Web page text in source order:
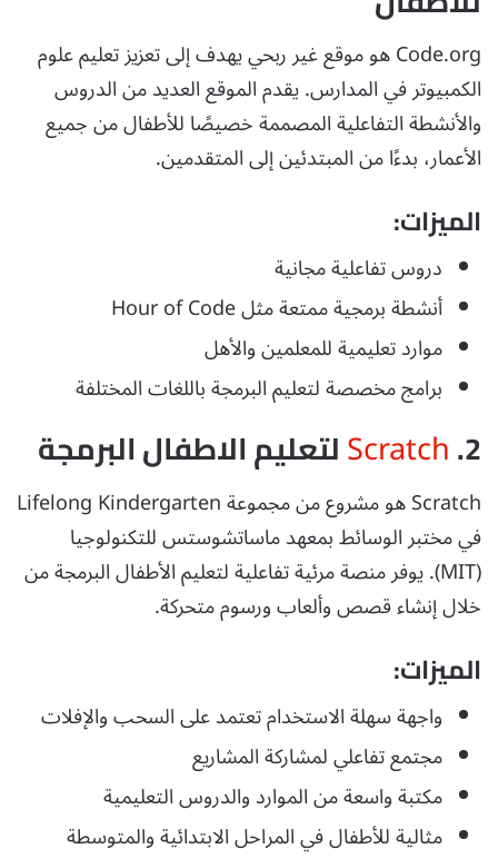
Code.org هو موقع غير ربحي يهدف إلى تعزيز تعليم علوم
الكمبيوتر في المدارس. يقدم الموقع العديد من الدروس
والأنشطة التفاعلية المصممة خصيصًا للأطفال من جميع
الأعمار، بدءًا من المبتدئين إلى المتقدمين.
الميزات:
دروس تفاعلية مجانية
أنشطة برمجية ممتعة مثل Hour of Code
موارد تعليمية للمعلمين والأهل
برامج مخصصة لتعليم البرمجة باللغات المختلفة
2.
Scratchلتعليم الاطفال البرمجة
Scratch هو مشروع من مجموعة Lifelong Kindergarten
في مختبر الوسائط بمعهد ماساتشوستس للتكنولوجيا
(MIT). يوفر منصة مرئية تفاعلية لتعليم الأطفال البرمجة من
خلال إنشاء قصص وألعاب ورسوم متحركة.
الميزات:
واجهة سهلة الاستخدام تعتمد على السحب والإفلات
مجتمع تفاعلي لمشاركة المشاريع
مكتبة واسعة من الموارد والدروس التعليمية
مثالية للأطفال في المراحل الابتدائية والمتوسطة